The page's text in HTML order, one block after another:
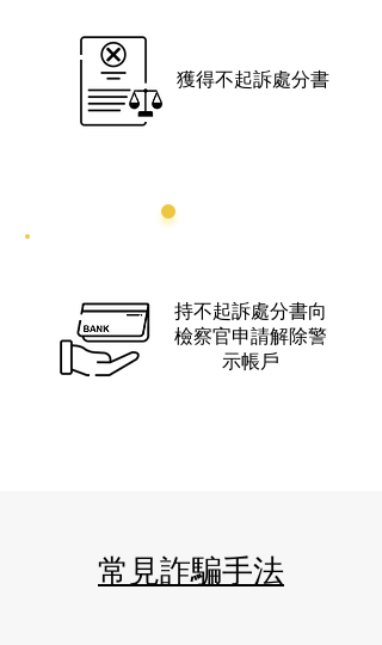
獲得不起訴處分書
持不起訴處分書向
檢察官申請解除警
示帳戶
常見詐騙手法